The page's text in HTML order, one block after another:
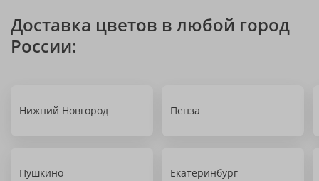
Доставка цветов в любой город
России:
Нижний Новгород Пенза
Пушкино Екатеринбург